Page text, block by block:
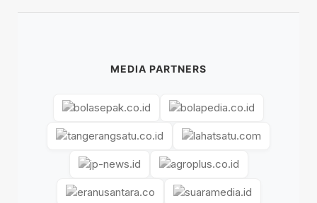
MEDIA PARTNERS